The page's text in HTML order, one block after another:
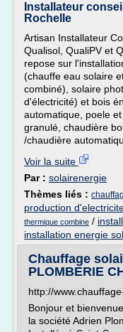
Installateur
Rochelle
Artisan Installateur
Qualisol, QualiPV et
repose sur
(chauffe eau solaire
combiné), solaire
d'électricité) et bois
automatique, poele
granulé, chaudière
/chaudière
Voir la suite
Par : solairenergie
Thèmes liés :
production
thermique combine /
installation energie
Chauffage
PLOMBERIE
http://
Bonjour et
la société Adrien